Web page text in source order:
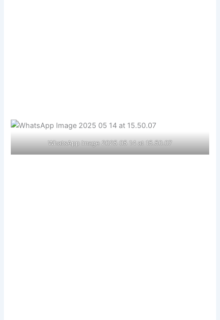
WhatsApp Image 2025 05 14 at 15.50.07